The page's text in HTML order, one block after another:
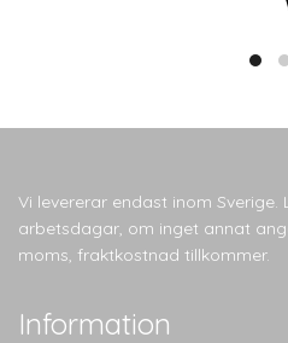
Vi levererar endast inom Sverige.
arbetsdagar, om inget annat
moms, fraktkostnad tillkommer.
Information